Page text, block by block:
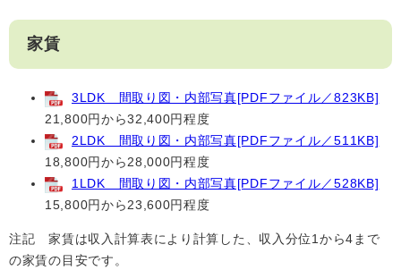
家賃
3LDK 間取り図・内部写真[PDFファイル／823KB]
21,800円から32,400円程度
2LDK 間取り図・内部写真[PDFファイル／511KB]
18,800円から28,000円程度
1LDK 間取り図・内部写真[PDFファイル／528KB]
15,800円から23,600円程度
注記 家賃は収入計算表により計算した、収入分位1から4まで
の家賃の目安です。